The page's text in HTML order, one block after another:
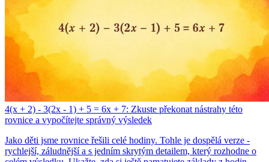
4(x + 2) - 3(2x - 1) + 5 = 6x + 7: Zkuste překonat nástrahy této
rovnice a vypočítejte správný výsledek
Jako děti jsme rovnice řešili celé hodiny. Tohle je dospělá verze -
rychlejší, záludnější a s jedním skrytým detailem, který rozhodne o